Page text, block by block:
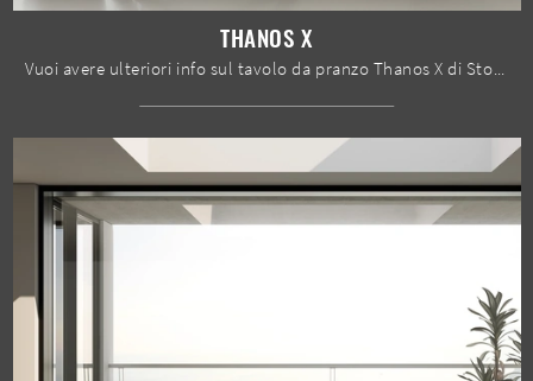
THANOS X
Vuoi avere ulteriori info sul tavolo da pranzo Thanos X di Stones? Clicca e scopri di più sui modelli allungabili dell'azienda.